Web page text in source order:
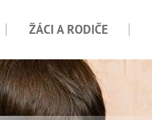
ŽÁCI A RODIČE